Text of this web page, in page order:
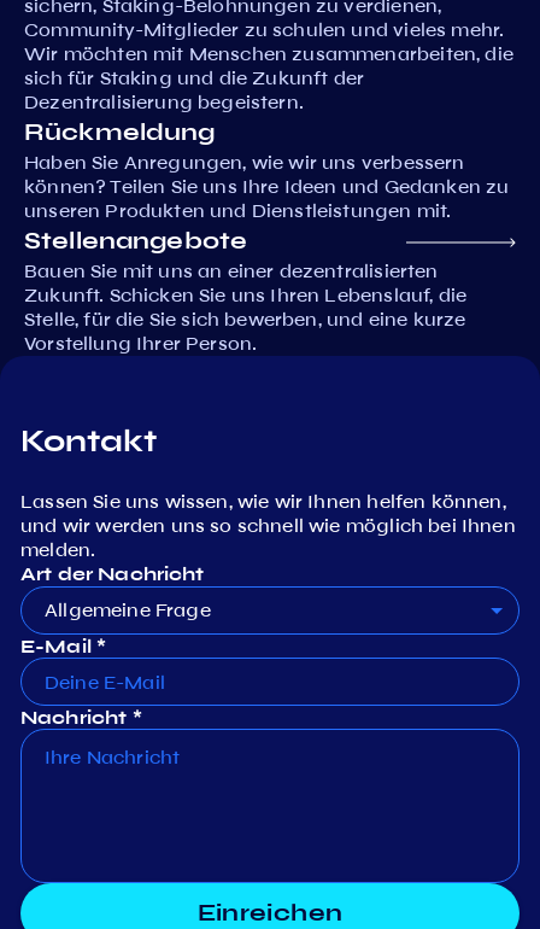
sichern, Staking-Belohnungen zu verdienen,
Community-Mitglieder zu schulen und vieles mehr.
Wir möchten mit Menschen zusammenarbeiten, die
sich für Staking und die Zukunft der
Dezentralisierung begeistern.
Rückmeldung
Haben Sie Anregungen, wie wir uns verbessern
können? Teilen Sie uns Ihre Ideen und Gedanken zu
unseren Produkten und Dienstleistungen mit.
Stellenangebote
Bauen Sie mit uns an einer dezentralisierten
Zukunft. Schicken Sie uns Ihren Lebenslauf, die
Stelle, für die Sie sich bewerben, und eine kurze
Vorstellung Ihrer Person.
Kontakt
Lassen Sie uns wissen, wie wir Ihnen helfen können,
und wir werden uns so schnell wie möglich bei Ihnen
melden.
Art der Nachricht
Allgemeine Frage
E-Mail *
Nachricht *
Einreichen